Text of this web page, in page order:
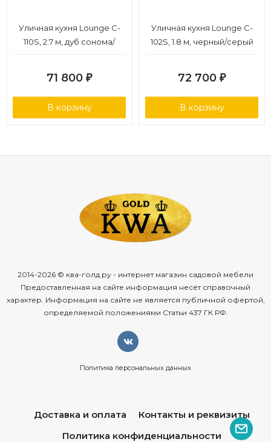
Уличная кухня Lounge C-
110S, 2.7 м, дуб сонома/
71 800 ₽
В корзину
Уличная кухня Lounge C-
102S, 1.8 м, черный/серый
72 700 ₽
В корзину
2014-2026 © ква-голд.ру - интернет магазин садовой мебели
Предоставленная на сайте информация несёт справочный
характер. Информация на сайте не является публичной офертой,
определяемой положениями Статьи 437 ГК РФ.
Политика персональных данных
Доставка и оплата
Контакты и реквизиты
Политика конфиденциальности